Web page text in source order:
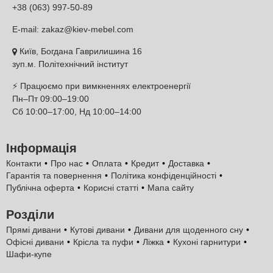
використовується в основі односпальних та ортопедичних
матраців для надійної підтримки, пружності та комфорту під
час сну.
Висока щільність і пружність – витримує навантаження
та довго зберігає форму;
Рівномірний розподіл ваги – зменшує тиск на хребет і
суглоби;
+38 (063) 997-50-89
E-mail: zakaz@kiev-mebel.com
Київ, Богдана Гаврилишина 16
зуп.м. Політехнічний інститут
⚡ Працюємо при вимкненнях електроенергії
Пн–Пт 09:00–19:00
Сб 10:00–17:00, Нд 10:00–14:00
Інформація
Контакти Про нас Оплата Кредит
Доставка
Гарантія та повернення
Політика конфіденційності
Публічна оферта
Корисні статті Мапа сайту
Розділи
Прямі дивани Кутові дивани
Дивани для щоденного сну
Офісні дивани
Крісла та пуфи Ліжка
Кухоні гарнитури
Шафи-купе